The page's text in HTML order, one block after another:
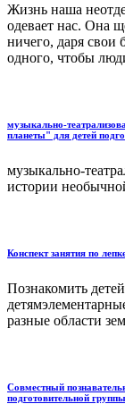
Жизнь наша
одевает нас. Она
ничего, даря свои
одного, чтобы
музыкально-
планеты" для детей
музыкально-
истории
Конспект занятия по
Познакомить
разные области
Совместный
подготовительной группы